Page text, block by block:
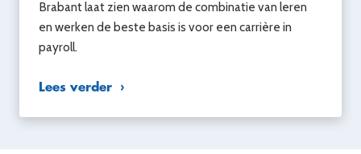
Brabant laat zien waarom de combinatie van leren
en werken de beste basis is voor een carrière in
payroll.
Lees verder